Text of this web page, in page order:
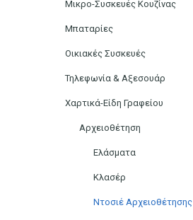
Μικρο-Συσκευές Κουζίνας
Μπαταρίες
Οικιακές Συσκευές
Τηλεφωνία & Αξεσουάρ
Χαρτικά-Είδη Γραφείου
Αρχειοθέτηση
Ελάσματα
Κλασέρ
Ντοσιέ Αρχειοθέτησης